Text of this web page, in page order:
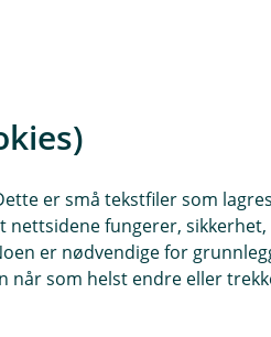
Sparebank
er små tekstfiler som
nettsidene fungerer, sikkerhet,
er nødvendige for
når som helst endre eller